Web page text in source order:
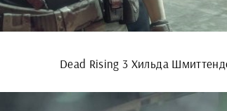
Dead Rising 3 Хильда